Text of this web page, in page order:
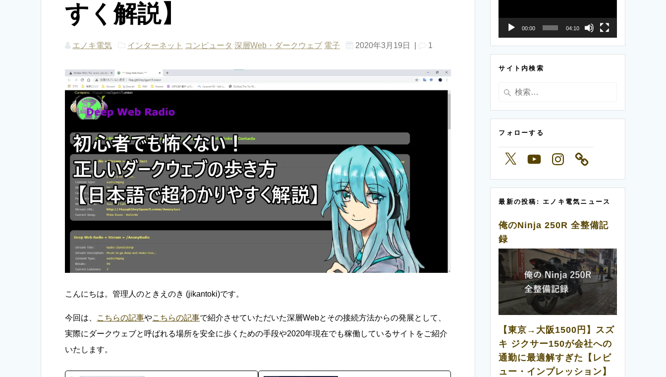
すく解説】
エノキ電気 インターネット コンピュータ 深層Web・ダークウェブ 電子 2020年3月19日 | 1
こんにちは。管理人のときえのき (jikantoki)です。
今回は、 こちらの記事やこちらの記事で紹介させていただいた深層Webとその接続方法からの発展として、
実際にダークウェブと呼ばれる場所を安全に歩くための手段や2020年現在でも稼働しているサイトをご紹介
いたします。
ー
00:00 04:10
サイト内検索
検
フォローする
X YouTubeInstagram
最新の投稿: エノキ電気ニュース
俺のNinja 250R 全整備記
録
【東京→大阪1500円】スズ
キ ジクサー150が会社への
通勤に最適解すぎた【レビ
ュー・インプレッション】